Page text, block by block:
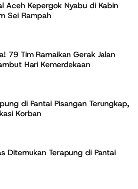
Aceh Kepergok Nyabu di Kabin
Sei Rampah
79 Tim Ramaikan Gerak Jalan
Hari Kemerdekaan
di Pantai Pisangan Terungkap,
Korban
Ditemukan Terapung di Pantai